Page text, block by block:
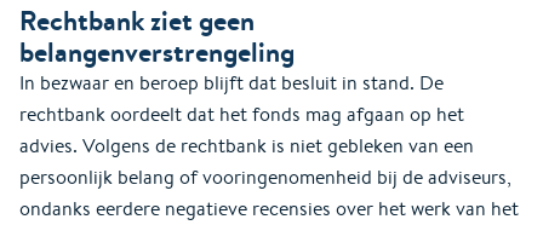
Rechtbank ziet geen
belangenverstrengeling
In bezwaar en beroep blijft dat besluit in stand. De
rechtbank oordeelt dat het fonds mag afgaan op het
advies. Volgens de rechtbank is niet gebleken van een
persoonlijk belang of vooringenomenheid bij de adviseurs,
ondanks eerdere negatieve recensies over het werk van het